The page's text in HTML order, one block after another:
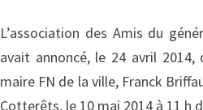
L’association des Amis du
avait annoncé, le 24 avril
maire FN de la ville, Franck
Cotterêts, le 10 mai 2014 à 11 h